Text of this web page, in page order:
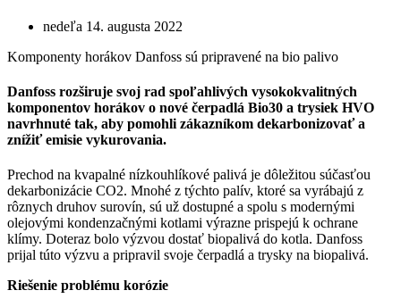
nedeľa 14. augusta 2022
Komponenty horákov Danfoss sú pripravené na bio palivo
Danfoss rozširuje svoj rad spoľahlivých vysokokvalitných
komponentov horákov o nové čerpadlá Bio30 a trysiek HVO
navrhnuté tak, aby pomohli zákazníkom dekarbonizovať a
znížiť emisie vykurovania.
Prechod na kvapalné nízkouhlíkové palivá je dôležitou súčasťou
dekarbonizácie CO2. Mnohé z týchto palív, ktoré sa vyrábajú z
rôznych druhov surovín, sú už dostupné a spolu s modernými
olejovými kondenzačnými kotlami výrazne prispejú k ochrane
klímy. Doteraz bolo výzvou dostať biopalivá do kotla. Danfoss
prijal túto výzvu a pripravil svoje čerpadlá a trysky na biopalivá.
Riešenie problému korózie